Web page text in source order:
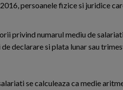
persoanele fizice si juridice
privind numarul mediu de
declarare si plata lunar sau
se calculeaza ca medie